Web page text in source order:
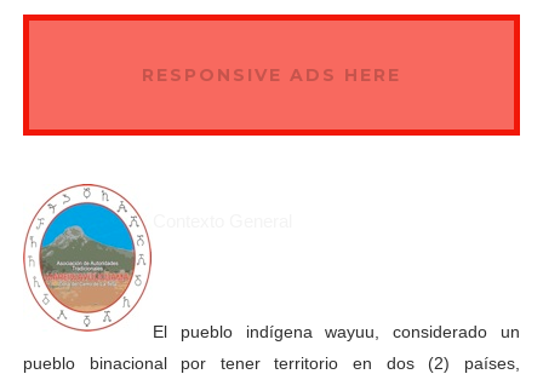
RESPONSIVE ADS HERE
El pueblo indígena wayuu, considerado un
pueblo binacional por tener territorio en dos (2) países,